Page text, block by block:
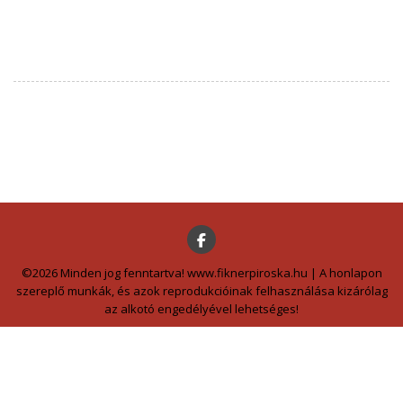
©2026 Minden jog fenntartva! www.fiknerpiroska.hu | A honlapon
szereplő munkák, és azok reprodukcióinak felhasználása kizárólag
az alkotó engedélyével lehetséges!